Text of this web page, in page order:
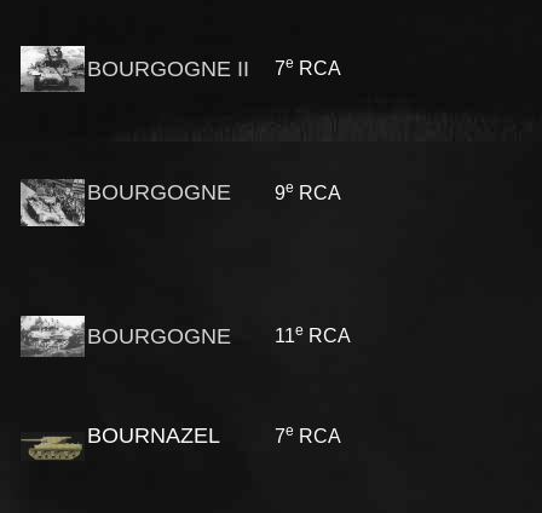
BOURGOGNE II 7e RCA
BOURGOGNE 9e RCA
BOURGOGNE 11e RCA
BOURNAZEL 7e RCA